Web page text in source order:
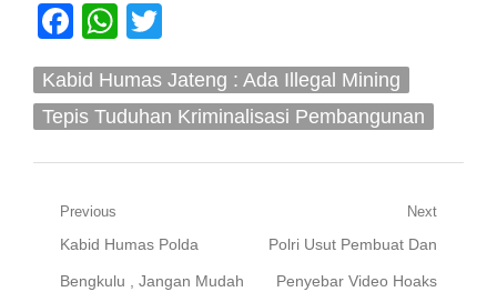
Facebook
WhatsApp
Kabid Humas Jateng : Ada Illegal Mining
Tepis Tuduhan Kriminalisasi Pembangunan
Navigasi
pos
Previous
Previous
post:
Kabid Humas Polda
Bengkulu , Jangan Mudah
Next
Next
post:
Polri Usut Pembuat Dan
Penyebar Video Hoaks